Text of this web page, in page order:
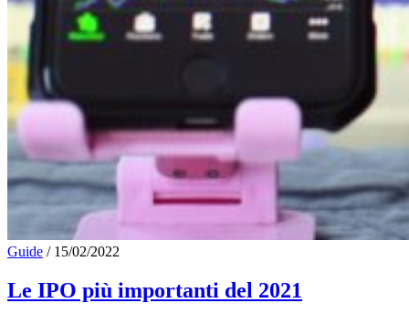
Guide / 15/02/2022
Le IPO più importanti del 2021